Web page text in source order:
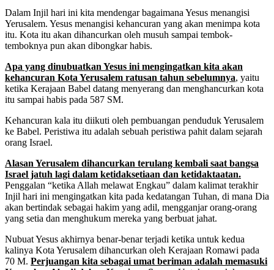
Dalam Injil hari ini kita mendengar bagaimana Yesus menangisi
Yerusalem. Yesus menangisi kehancuran yang akan menimpa kota
itu. Kota itu akan dihancurkan oleh musuh sampai tembok-
temboknya pun akan dibongkar habis.
Apa yang dinubuatkan Yesus ini mengingatkan kita akan
kehancuran Kota Yerusalem ratusan tahun sebelumnya, yaitu
ketika Kerajaan Babel datang menyerang dan menghancurkan kota
itu sampai habis pada 587 SM.
Kehancuran kala itu diikuti oleh pembuangan penduduk Yerusalem
ke Babel. Peristiwa itu adalah sebuah peristiwa pahit dalam sejarah
orang Israel.
Alasan Yerusalem dihancurkan terulang kembali saat bangsa
Israel jatuh lagi dalam ketidaksetiaan dan ketidaktaatan.
Penggalan “ketika Allah melawat Engkau” dalam kalimat terakhir
Injil hari ini mengingatkan kita pada kedatangan Tuhan, di mana Dia
akan bertindak sebagai hakim yang adil, mengganjar orang-orang
yang setia dan menghukum mereka yang berbuat jahat.
Nubuat Yesus akhirnya benar-benar terjadi ketika untuk kedua
kalinya Kota Yerusalem dihancurkan oleh Kerajaan Romawi pada
70 M. Perjuangan kita sebagai umat beriman adalah memasuki